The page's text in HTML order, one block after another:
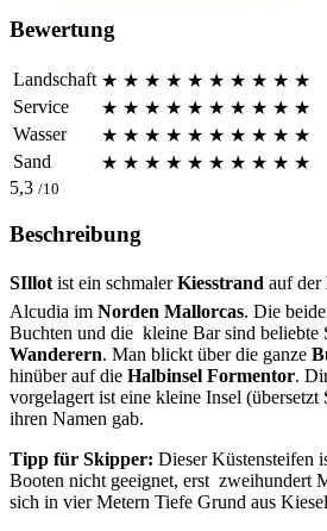
Bewertung
Landschaft ★ ★ ★ ★ ★ ★ ★ ★ ★ ★
Service
★ ★ ★ ★ ★ ★ ★ ★ ★ ★
Wasser
★ ★ ★ ★ ★ ★ ★ ★ ★ ★
Sand
★ ★ ★ ★ ★ ★ ★ ★ ★ ★
5,3 /10
Beschreibung
SIllot ist ein schmalerKiesstrand auf der
Alcudia im Norden Mallorcas. Die
Buchten und die kleine Bar sind beliebte
Wanderern. Man blickt über die ganze
hinüber auf die Halbinsel Formentor.
vorgelagert ist eine kleine Insel
ihren Namen gab.
Tipp für Skipper: Dieser Küstensteifen
Booten nicht geeignet, erst zweihundert
sich in vier Metern Tiefe Grund aus